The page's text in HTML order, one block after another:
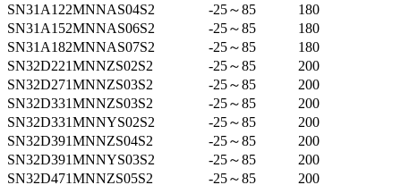
SN31A122MNNAS04S2
-25～85
180
SN31A152MNNAS06S2
-25～85
180
SN31A182MNNAS07S2
-25～85
180
SN32D221MNNZS02S2
-25～85
200
SN32D271MNNZS03S2
-25～85
200
SN32D331MNNZS03S2
-25～85
200
SN32D331MNNYS02S2
-25～85
200
SN32D391MNNZS04S2
-25～85
200
SN32D391MNNYS03S2
-25～85
200
SN32D471MNNZS05S2
-25～85
200